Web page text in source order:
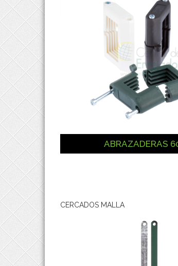
ABRAZADERAS
CERCADOS MALLA